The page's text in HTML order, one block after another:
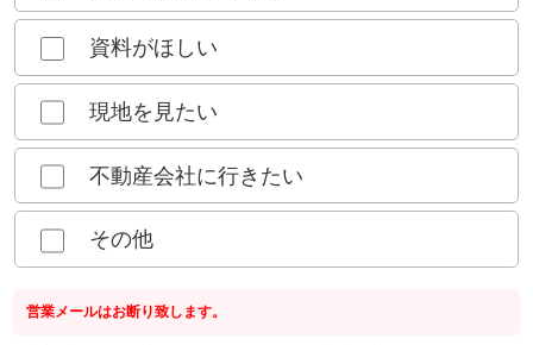
資料がほしい
現地を見たい
不動産会社に行きたい
その他
営業メールはお断り致します。